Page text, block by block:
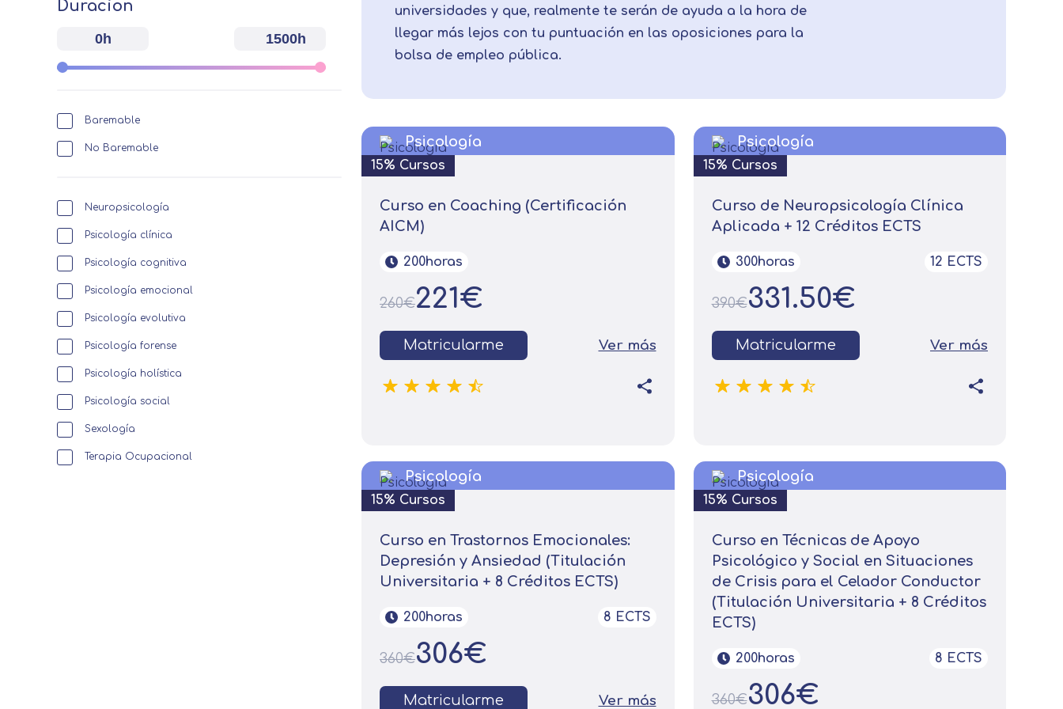
Duracion
0h 1500h
Baremable
No Baremable
Neuropsicología
Psicología clínica
Psicología cognitiva
Psicología emocional
Psicología evolutiva
Psicología forense
Psicología holística
Psicología social
Sexología
Terapia Ocupacional
universidades y que, realmente te serán de ayuda a la hora de
llegar más lejos con tu puntuación en las oposiciones para la
bolsa de empleo pública.
Psicología
15% Cursos
Curso en Coaching (Certificación
AICM)
200horas
260€221€
Matricularme Ver más
Psicología
15% Cursos
Curso de Neuropsicología Clínica
Aplicada + 12 Créditos ECTS
300horas 12 ECTS
390€331.50€
Matricularme Ver más
Psicología
15% Cursos
Curso en Trastornos Emocionales:
Depresión y Ansiedad (Titulación
Universitaria + 8 Créditos ECTS)
200horas 8 ECTS
360€306€
Matricularme Ver más
Psicología
15% Cursos
Curso en Técnicas de Apoyo
Psicológico y Social en Situaciones
de Crisis para el Celador Conductor
(Titulación Universitaria + 8 Créditos
ECTS)
200horas 8 ECTS
360€306€
Solicitar información